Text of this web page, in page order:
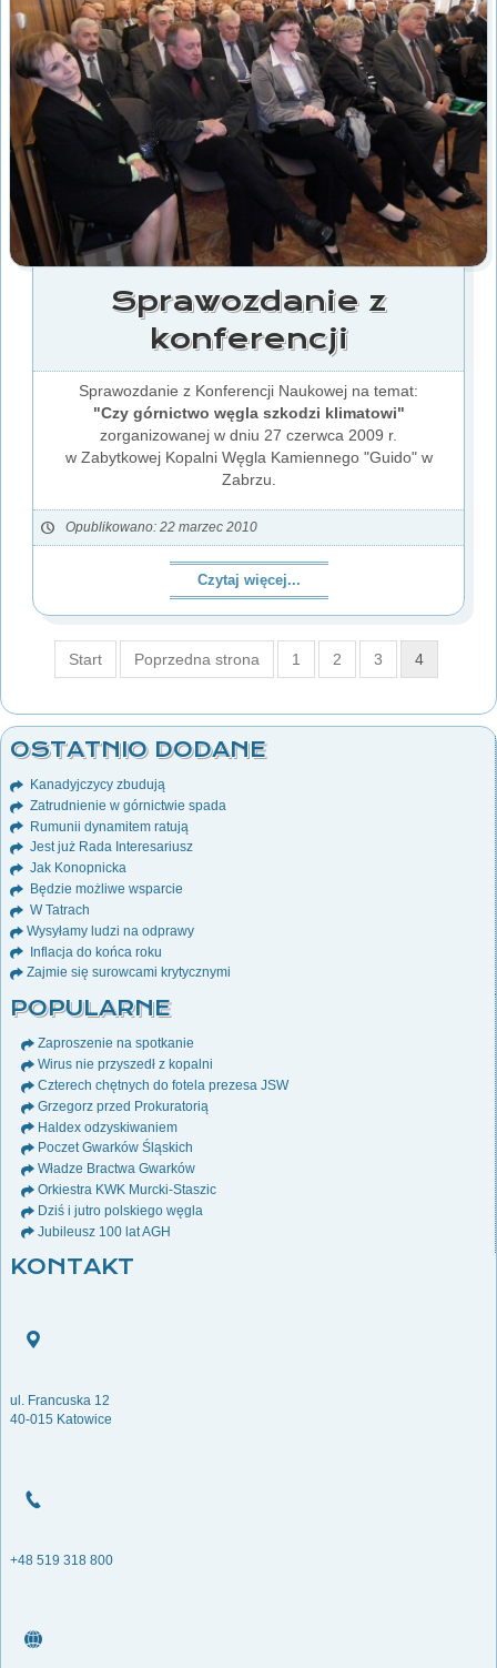
Sprawozdanie z
konferencji
Sprawozdanie z Konferencji Naukowej na temat:
"Czy górnictwo węgla szkodzi klimatowi"
zorganizowanej w dniu 27 czerwca 2009 r.
w Zabytkowej Kopalni Węgla Kamiennego "Guido" w
Zabrzu.
Opublikowano: 22 marzec 2010
Czytaj więcej...
Start Poprzedna strona 1 2 3 4
OSTATNIO DODANE
Kanadyjczycy zbudują
Zatrudnienie w górnictwie spada
Rumunii dynamitem ratują
Jest już Rada Interesariusz
Jak Konopnicka
Będzie możliwe wsparcie
W Tatrach
Wysyłamy ludzi na odprawy
Inflacja do końca roku
Zajmie się surowcami krytycznymi
POPULARNE
Zaproszenie na spotkanie
Wirus nie przyszedł z kopalni
Czterech chętnych do fotela prezesa JSW
Grzegorz przed Prokuratorią
Haldex odzyskiwaniem
Poczet Gwarków Śląskich
Władze Bractwa Gwarków
Orkiestra KWK Murcki-Staszic
Dziś i jutro polskiego węgla
Jubileusz 100 lat AGH
KONTAKT
ul. Francuska 12
40-015 Katowice
+48 519 318 800